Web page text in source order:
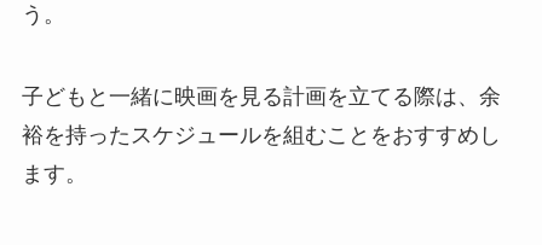
う。
子どもと一緒に映画を見る計画を立てる際は、余
裕を持ったスケジュールを組むことをおすすめし
ます。